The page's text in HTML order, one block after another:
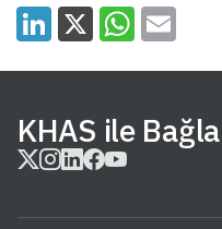
KHAS ile